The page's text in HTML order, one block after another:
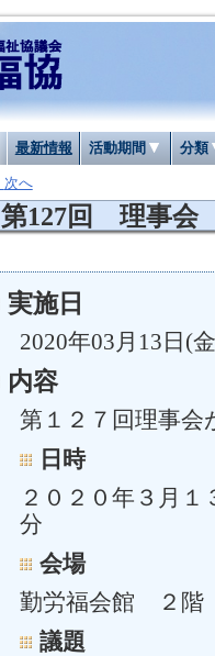
最新情報 活動期間 分類
次へ
第127回 理事会
実施日
2020年03月13日(
内容
第１２７回理事
日時
２０２０年３月
分
会場
勤労福会館 ２
議題